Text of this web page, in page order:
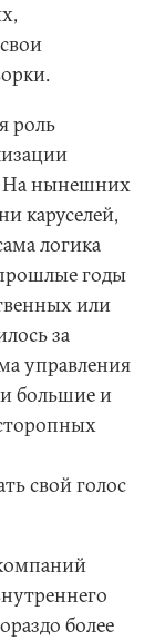
роль
На нынешних
каруселей,
логика
годы
или
за
управления
большие и
свой голос
более